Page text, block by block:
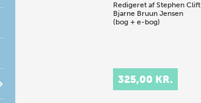
Redigeret af Stephen Clift
Bjarne Bruun Jensen
(bog + e-bog)
325,00 KR.